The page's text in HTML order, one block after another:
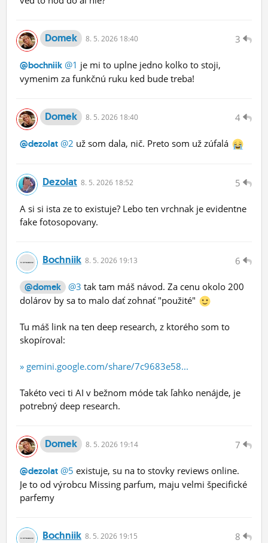
3
Domek 8. 5. 2026 18:40
@bochniik @1 je mi to uplne jedno kolko to stoji,
vymenim za funkčnú ruku ked bude treba!
4
Domek 8. 5. 2026 18:40
@dezolat @2 už som dala, nič. Preto som už zúfalá
5
Dezolat 8. 5. 2026 18:52
A si si ista ze to existuje? Lebo ten vrchnak je evidentne
fake fotosopovany.
6
Bochniik 8. 5. 2026 19:13
@domek @3 tak tam máš návod. Za cenu okolo 200
dolárov by sa to malo dať zohnať "použité"
Tu máš link na ten deep research, z ktorého som to
skopíroval:
» gemini.google.com/share/7c9683e58...
Takéto veci ti AI v bežnom móde tak ľahko nenájde, je
potrebný deep research.
7
Domek 8. 5. 2026 19:14
@dezolat @5 existuje, su na to stovky reviews online.
Je to od výrobcu Missing parfum, maju velmi špecifické
parfemy
8
Bochniik 8. 5. 2026 19:15